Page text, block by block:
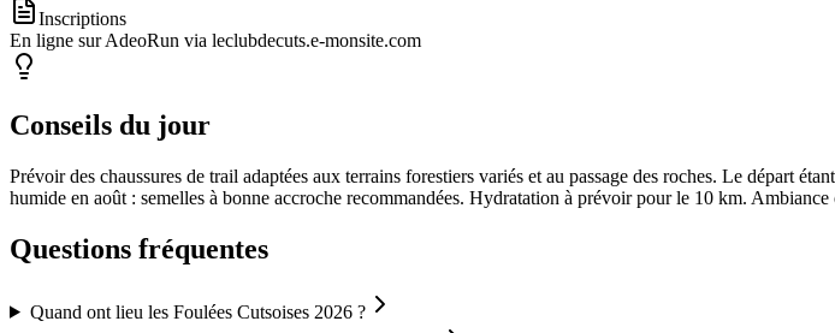
Inscriptions
En ligne sur AdeoRun via leclubdecuts.e-monsite.com
Conseils du jour
Prévoir des chaussures de trail adaptées aux terrains forestiers variés et au passage des roches. Le départ
humide en août : semelles à bonne accroche recommandées. Hydratation à prévoir pour le 10 km.
Questions fréquentes
Quand ont lieu les Foulées Cutsoises 2026 ?